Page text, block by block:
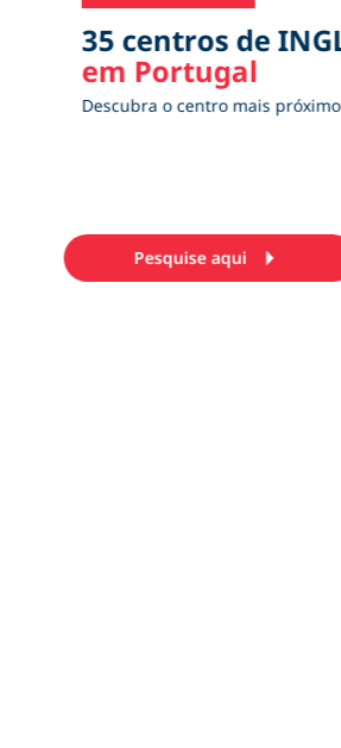
35 centros de INGLÊS
em Portugal
Descubra o centro mais próximo!
Pesquise aqui arrow_right